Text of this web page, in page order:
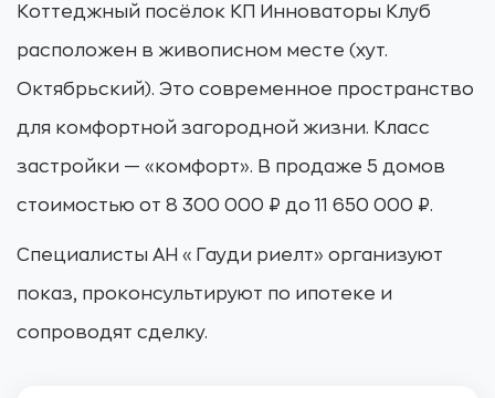
Коттеджный посёлок КП Инноваторы Клуб
расположен в живописном месте (хут.
Октябрьский). Это современное пространство
для комфортной загородной жизни. Класс
застройки — «комфорт». В продаже 5 домов
стоимостью от 8 300 000 ₽ до 11 650 000 ₽.
Специалисты АН «Гауди риелт» организуют
показ, проконсультируют по ипотеке и
сопроводят сделку.